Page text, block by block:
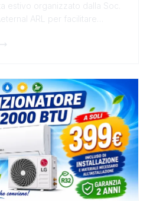
estivo organizzato dalla Soc.
ARL per facilitare